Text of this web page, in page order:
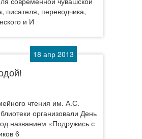
писателя, переводчика,
и И
18 апр 2013
чтения им. А.С.
организовали День
названием «Подружись с
6